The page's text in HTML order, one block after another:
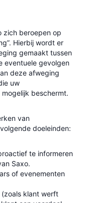
zich beroepen op
Hierbij wordt er
gemaakt tussen
eventuele gevolgen
deze afweging
uw
beschermt.
van
doeleinden:
te informeren
Saxo.
of evenementen
(zoals klant werft